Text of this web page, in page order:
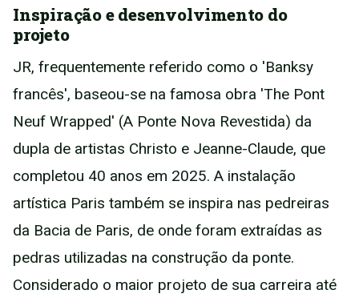
Inspiração e desenvolvimento do
projeto
JR, frequentemente referido como o 'Banksy
francês', baseou-se na famosa obra 'The Pont
Neuf Wrapped' (A Ponte Nova Revestida) da
dupla de artistas Christo e Jeanne-Claude, que
completou 40 anos em 2025. A instalação
artística Paris também se inspira nas pedreiras
da Bacia de Paris, de onde foram extraídas as
pedras utilizadas na construção da ponte.
Considerado o maior projeto de sua carreira até